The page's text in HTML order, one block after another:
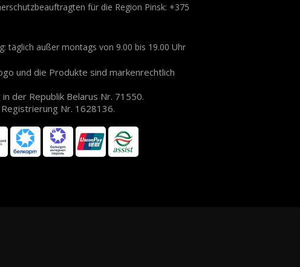
für die Region Pinsk: +375
täglich außer montags von 9.00 bis 19.00 Uhr
und die Produkte sind markenrechtlich
der Republik Belarus Nr. 71550.
Nr. 1628136.